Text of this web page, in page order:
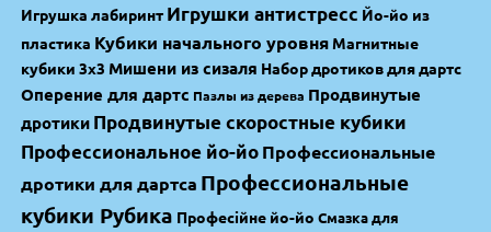
Игрушка лабиринт Игрушки антистресс Йо-йо из
пластика Кубики начального уровня Магнитные
кубики 3х3 Мишени из сизаля Набор дротиков для дартс
Оперение для дартс Пазлы из дерева Продвинутые
дротики Продвинутые скоростные кубики
Профессиональное йо-йоПрофессиональные
дротики для дартса Профессиональные
кубики Рубика Професійне йо-йо Смазка для